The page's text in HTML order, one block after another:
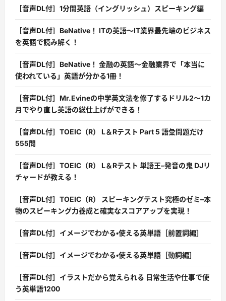
［音声DL付］1分間英語（イングリッシュ）スピーキング編
［音声DL付］BeNative！ ITの英語〜IT業界最先端のビジネス
を英語で読み解く！
［音声DL付］BeNative！ 金融の英語〜金融業界で「本当に
使われている」英語が分かる1冊！
［音声DL付］Mr.Evineの中学英文法を修了するドリル2〜1カ
月でやり直し英語の総仕上げができる！
［音声DL付］TOEIC（R） L＆Rテスト Part 5 語彙問題だけ
555問
［音声DL付］TOEIC（R） L＆Rテスト 単語王–発音の鬼 DJリ
チャードが教える！
［音声DL付］TOEIC（R） スピーキングテスト究極のゼミ–本
物のスピーキング力養成と確実なスコアアップを実現！
［音声DL付］イメージでわかる・使える英単語［前置詞編］
［音声DL付］イメージでわかる・使える英単語［動詞編］
［音声DL付］イラストだから覚えられる 日常生活や仕事で使
う英単語1200